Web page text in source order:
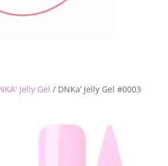
Jelly Gel / DNKa’ Jelly Gel #0003